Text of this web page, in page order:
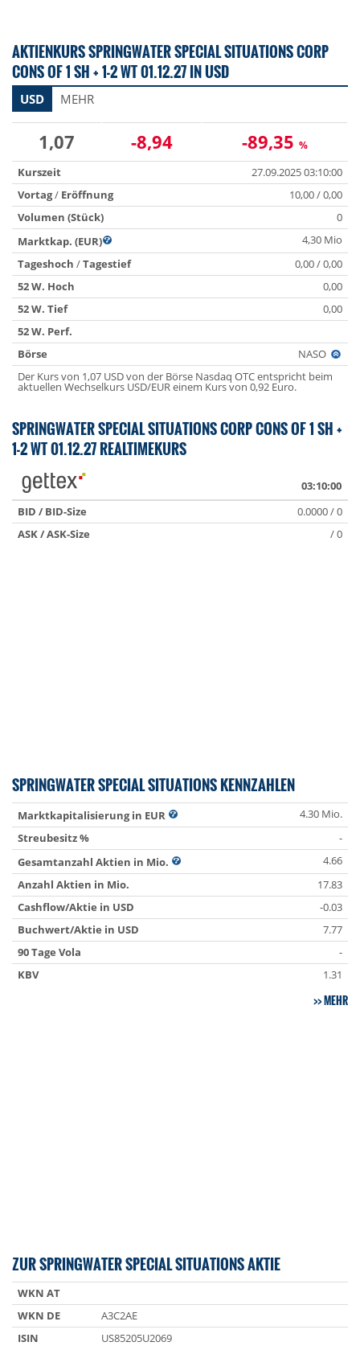
AKTIENKURS SPRINGWATER SPECIAL SITUATIONS CORP
CONS OF 1 SH + 1-2 WT 01.12.27 IN USD
USD MEHR
1,07 -8,94 -89,35 %
Kurszeit
27.09.2025 03:10:00
Vortag/ Eröffnung
10,00 / 0,00
Volumen (Stück)
0
Marktkap. (EUR)
4,30 Mio
Tageshoch /Tagestief
0,00 / 0,00
52 W. Hoch
0,00
52 W. Tief
0,00
52 W. Perf.
Börse
NASO
Der Kurs von 1,07 USD von der Börse Nasdaq OTC entspricht beim
aktuellen Wechselkurs USD/EUR einem Kurs von 0,92 Euro.
SPRINGWATER SPECIAL SITUATIONS CORP CONS OF 1 SH +
1-2 WT 01.12.27 REALTIMEKURS
03:10:00
BID / BID-Size
0.0000 / 0
ASK / ASK-Size
/ 0
SPRINGWATER SPECIAL SITUATIONS KENNZAHLEN
Marktkapitalisierung in EUR
4.30 Mio.
Streubesitz %
-
Gesamtanzahl Aktien in Mio.
4.66
Anzahl Aktien in Mio.
17.83
Cashflow/Aktie in USD
-0.03
Buchwert/Aktie in USD
7.77
90 Tage Vola
-
KBV
1.31
MEHR
ZUR SPRINGWATER SPECIAL SITUATIONS AKTIE
WKN AT
WKN DE
A3C2AE
ISIN
US85205U2069